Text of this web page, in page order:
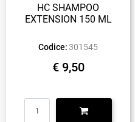
HC SHAMPOO
EXTENSION 150 ML
Codice: 301545
€ 9,50
Quantità